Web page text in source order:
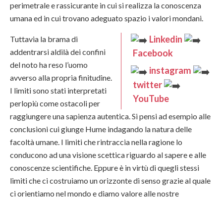
perimetrale e rassicurante in cui si realizza la conoscenza
umana ed in cui trovano adeguato spazio i valori mondani.
Linkedin
Facebook
instagram
twitter
YouTube
Tuttavia la brama di
addentrarsi aldilà dei confini
del noto ha reso l’uomo
avverso alla propria finitudine.
I limiti sono stati interpretati
perlopiù come ostacoli per
raggiungere una sapienza autentica. Si pensi ad esempio alle
conclusioni cui giunge Hume indagando la natura delle
facoltà umane. I limiti che rintraccia nella ragione lo
conducono ad una visione scettica riguardo al sapere e alle
conoscenze scientifiche. Eppure è in virtù di quegli stessi
limiti che ci costruiamo un orizzonte di senso grazie al quale
ci orientiamo nel mondo e diamo valore alle nostre